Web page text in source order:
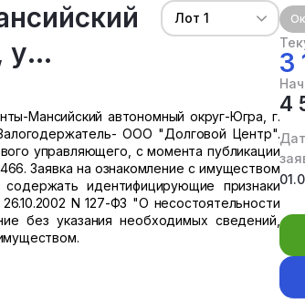
у...
Лот 1
Мансийский автономный округ-Югра, г.
Залогодержатель- ООО "Долговой Центр".
управляющего, с момента публикации
Заявка на ознакомление с имуществом
идентифицирующие признаки
N 127-ФЗ "О несостоятельности
без указания необходимых сведений,
3
4